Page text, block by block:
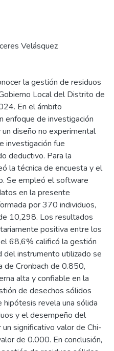
Velásquez
la gestión de residuos
Local del Distrito de
En el ámbito
enfoque de investigación
diseño no experimental
investigación fue
deductivo. Para la
la técnica de encuesta y el
Se empleó el software
en la presente
por 370 individuos,
10,298. Los resultados
positiva entre los
68,6% calificó la gestión
del instrumento utilizado se
Cronbach de 0.850,
alta y confiable en la
de desechos sólidos
hipótesis revela una sólida
y el desempeño del
significativo valor de Chi-
de 0.000. En conclusión,